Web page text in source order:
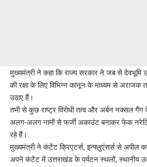
मुख्यमंत्री ने कहा कि राज्य सरकार ने जब से देवभूमि
की रक्षा के लिए विभिन्न कानून के माध्यम से अराजक
उठाए हैं।
तभी से कुछ राष्ट्र विरोधी तत्व और अर्बन नक्सल गैंग
अलग-अलग नामों से फर्जी अकाउंट बनाकर फेक
रहे हैं।
मुख्यमंत्री ने कंटेंट क्रिएटर्स, इन्फ्लुएंसर्स से अपील
अपने कंटेंट में उत्तराखंड के पर्यटन स्थलों, स्थानीय